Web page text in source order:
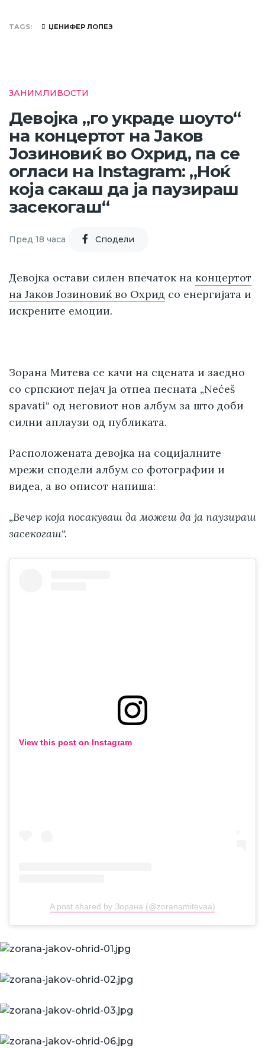
TAGS ЏЕНИФЕР ЛОПЕЗ
ЗАНИМЛИВОСТИ
Девојка „го украде шоуто“
на концертот на Јаков
Јозиновиќ во Охрид, па се
огласи на Instagram: „Ноќ
која сакаш да ја паузираш
засекогаш“
Пред 18 часа Cподели
Девојка остави силен впечаток на концертот
на Јаков Јозиновиќ во Охрид со енергијата и
искрените емоции.
Зорана Митева се качи на сцената и заедно
со српскиот пејач ја отпеа песната „Nećeš
spavati“ од неговиот нов албум за што доби
силни аплаузи од публиката.
Расположената девојка на социјалните
мрежи сподели албум со фотографии и
видеа, а во описот напиша:
„Вечер која посакуваш да можеш да ја паузираш
засекогаш“.
View this post on Instagram
A post shared by Зорана (@zoranamitevaa)